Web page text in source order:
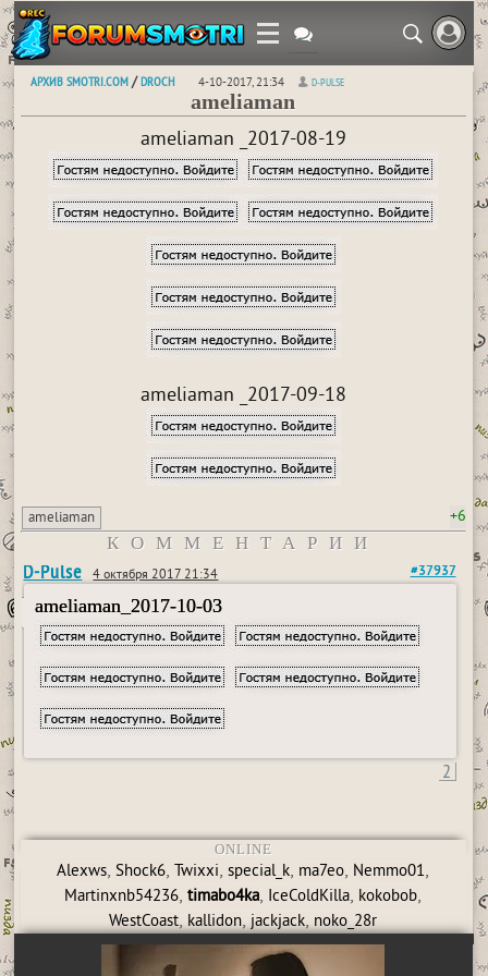
АРХИВ SMOTRI.COM /DROCH 4-10-2017, 21:34 D-PULSE
ameliaman
ameliaman _2017-08-19
ameliaman _2017-09-18
ameliaman +6
КОММЕНТАРИИ
D-Pulse 4 октября 2017 21:34 #37937
ameliaman_2017-10-03
2
ONLINE
Alexws,Shock6,Twixxi,special_k, ma7eo, Nemmo01,
Martinxnb54236,timabo4ka, IceColdKilla, kokobob,
WestCoast, kallidon,jackjack, noko_28r